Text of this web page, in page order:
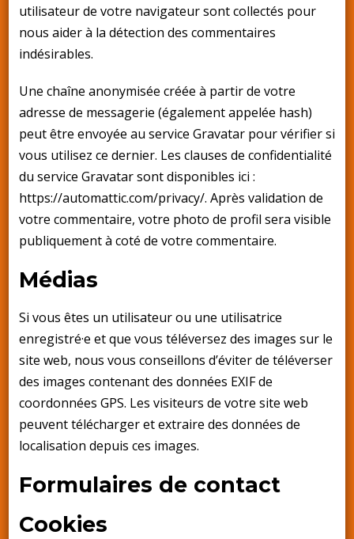
utilisateur de votre navigateur sont collectés pour
nous aider à la détection des commentaires
indésirables.
Une chaîne anonymisée créée à partir de votre
adresse de messagerie (également appelée hash)
peut être envoyée au service Gravatar pour vérifier si
vous utilisez ce dernier. Les clauses de confidentialité
du service Gravatar sont disponibles ici :
https://automattic.com/privacy/. Après validation de
votre commentaire, votre photo de profil sera visible
publiquement à coté de votre commentaire.
Médias
Si vous êtes un utilisateur ou une utilisatrice
enregistré·e et que vous téléversez des images sur le
site web, nous vous conseillons d’éviter de téléverser
des images contenant des données EXIF de
coordonnées GPS. Les visiteurs de votre site web
peuvent télécharger et extraire des données de
localisation depuis ces images.
Formulaires de contact
Cookies